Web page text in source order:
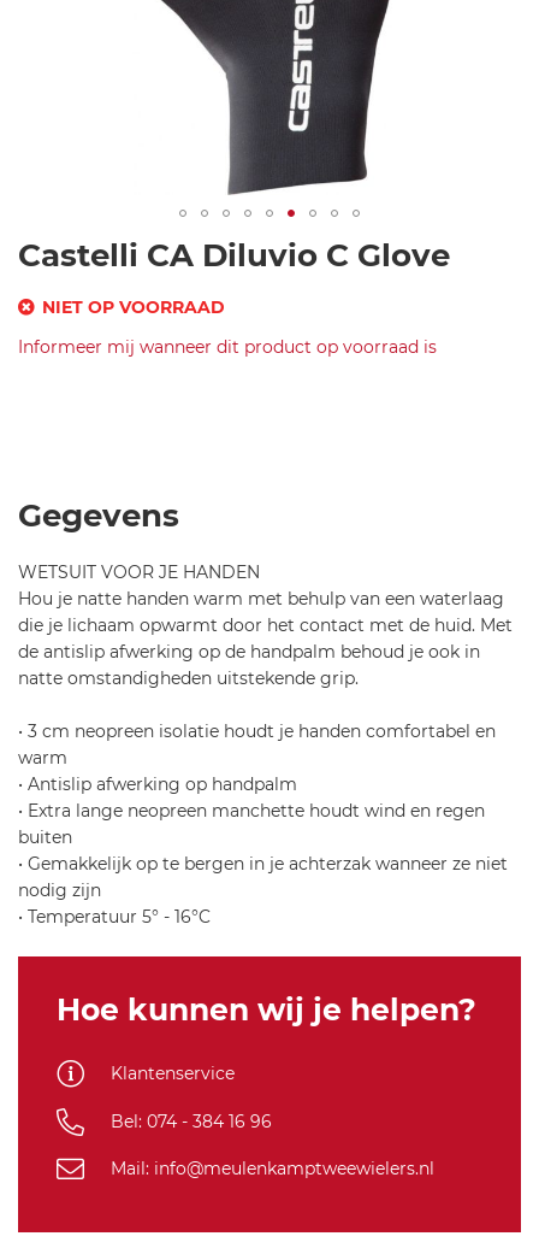
Castelli CA Diluvio C Glove
NIET OP VOORRAAD
SKU
c
a
-
d
il
v
o
-
-
o
e
5
Informeer mij wanneer dit product op voorraad is
Glove
Ga
naar
het
begin
van
Gegevens
WETSUIT VOOR JE HANDEN
Hou je natte handen warm met behulp van een waterlaag
die je lichaam opwarmt door het contact met de huid. Met
de antislip afwerking op de handpalm behoud je ook in
natte omstandigheden uitstekende grip.
• 3 cm neopreen isolatie houdt je handen comfortabel en
warm
• Antislip afwerking op handpalm
• Extra lange neopreen manchette houdt wind en regen
buiten
• Gemakkelijk op te bergen in je achterzak wanneer ze niet
nodig zijn
• Temperatuur 5° - 16°C
Hoe kunnen wij je helpen?
Klantenservice
Bel: 074 - 384 16 96
Mail: info@meulenkamptweewielers.nl